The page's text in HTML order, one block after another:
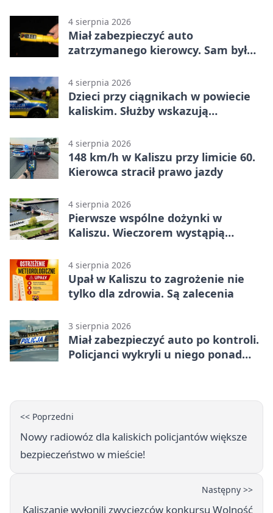
4 sierpnia 2026
Miał zabezpieczyć auto
zatrzymanego kierowcy. Sam był
4 sierpnia 2026
Dzieci przy ciągnikach w powiecie
kaliskim. Służby wskazują
4 sierpnia 2026
148 km/h w Kaliszu przy limicie 60.
Kierowca stracił prawo jazdy
4 sierpnia 2026
Pierwsze wspólne dożynki w
Kaliszu. Wieczorem wystąpią
4 sierpnia 2026
Upał w Kaliszu to zagrożenie nie
tylko dla zdrowia. Są zalecenia
3 sierpnia 2026
Miał zabezpieczyć auto po kontroli.
Policjanci wykryli u niego ponad
<< Poprzedni
Nowy radiowóz dla kaliskich policjantów większe
bezpieczeństwo w mieście!
Następny >>
Kaliszanie wyłonili zwycięzców konkursu Wolność